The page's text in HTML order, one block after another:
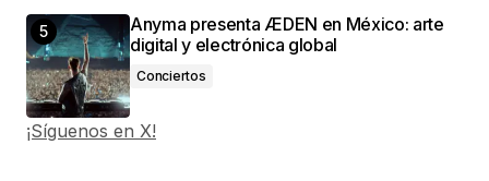
Anyma presenta ÆDEN en México: arte
digital y electrónica global
Conciertos
¡Síguenos en X!